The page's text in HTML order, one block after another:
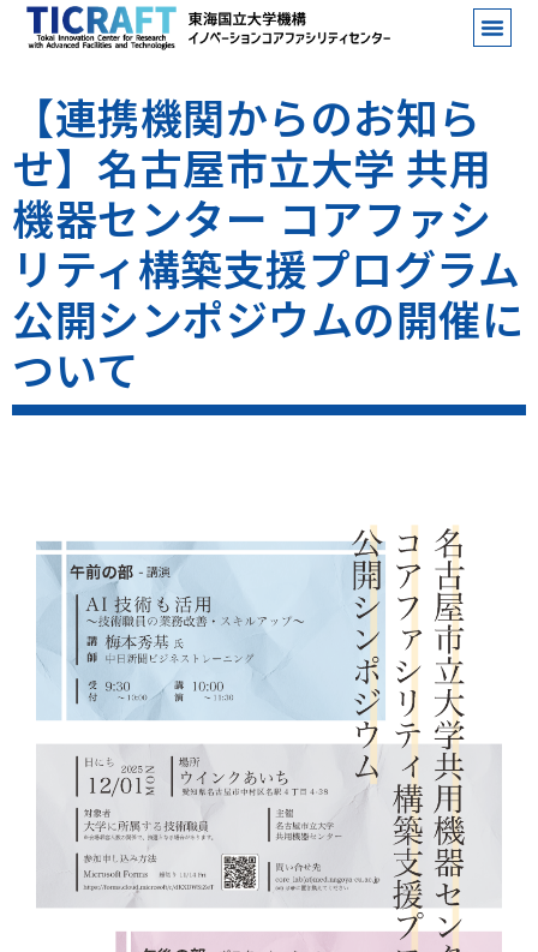
【連携機関からのお知ら
せ】名古屋市立大学 共用
機器センター コアファシ
リティ構築支援プログラム
公開シンポジウムの開催に
ついて